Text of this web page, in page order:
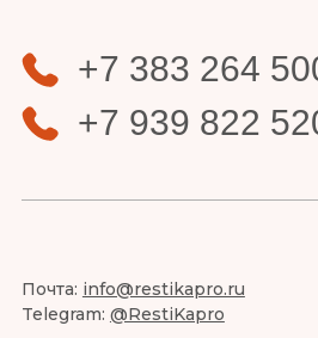
+7 383 264
+7 939 822
Почта: info@restikapro.ru
Telegram: @RestiKapro